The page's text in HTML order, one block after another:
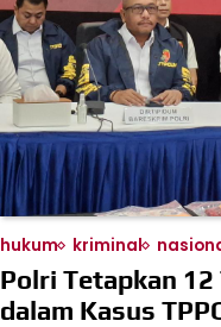
hukum kriminal
Polri Tetapkan
dalam Kasus